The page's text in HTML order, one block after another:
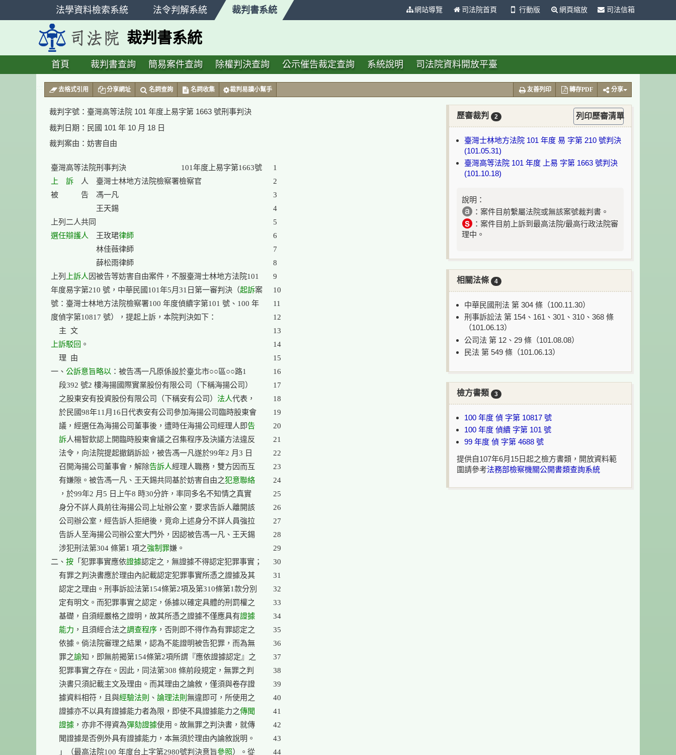
法學資料檢索系統 法令判解系統 裁判書系統 網站導覽 司法院首頁 行動版 網頁縮放 司法信箱
裁判書系統
首頁 裁判書查詢 簡易案件查詢 除權判決查詢 公示催告裁定查詢 系統說明 司法院資料開放平臺
去格式引用 分享網址 名詞查詢 名詞收集 裁判易讀小幫手 友善列印 轉存PDF 分享
裁判字號： 臺灣高等法院 101 年度上易字第 1663 號刑事判決
裁判日期： 民國 101 年 10 月 18 日
裁判案由：妨害自由
臺灣高等法院刑事判決　　　　　　　 101年度上易字第1663號
上　訴 人　臺灣士林地方法院檢察署檢察官
被　　　告　馮一凡
王天錫
選任辯護人 王玫珺律師
林佳薇律師
薛松雨律師
上列
上訴人 因被告等妨害自由案件，不服臺灣士林地方法院101
年度易字第210 號，中華民國101年5月31日第一審判決（起訴案
號：臺灣士林地方法院檢察署100 年度偵續字第101 號、100 年
度偵字第10817 號），提起上訴，本院判決如下：
    主  文
上訴駁回 。
    理  由
一、 公訴意旨略以 ：被告馮一凡原係設於臺北市○○區○○路1
    段392 號2 樓海揚國際實業股份有限公司（下稱海揚公司）
    之股東安有投資股份有限公司（下稱安有公司）
法人代表，
    於民國98年11月16日代表安有公司參加海揚公司臨時股東會
    議，經選任為海揚公司董事後，遭時任海揚公司經理人即
告
    訴
人楊智欽認上開臨時股東會議之召集程序及決議方法違反
    法令，向法院提起撤銷訴訟，被告馮一凡遂於99年2 月3 日
    召開海揚公司董事會，解除
告訴人經理人職務，雙方因而互
    有嫌隙。被告馮一凡、王天錫共同基於妨害自由之
犯意聯絡
    ，於99年2 月5 日上午8 時30分許，率同多名不知情之真實
    身分不詳人員前往海揚公司上址辦公室，要求告訴人離開該
    公司辦公室，經告訴人拒絕後，竟命上述身分不詳人員強拉
    告訴人至海揚公司辦公室大門外，因認被告馮一凡、王天錫
    涉犯刑法第304 條第1 項之
強制罪嫌。
二、 按「犯罪事實應依證據認定之，無證據不得認定犯罪事實；
    有罪之判決書應於理由內記載認定犯罪事實所憑之證據及其
    認定之理由。刑事訴訟法第154條第2項及第310條第1款分別
    定有明文。而犯罪事實之認定，係據以確定具體的刑罰權之
    基礎，自須經嚴格之證明，故其所憑之證據不僅應具有
證據
    能力
，且須經合法之調查程序，否則即不得作為有罪認定之
    依據。倘法院審理之結果，認為不能證明被告犯罪，而為無
    罪之
諭知，即無前揭第154條第2項所謂『應依證據認定』之
    犯罪事實之存在。因此，同法第308 條前段規定，無罪之判
    決書只須記載主文及理由。而其理由之論敘，僅須與卷存證
    據資料相符，且與
經驗法則 、 論理法則 無違即可，所使用之
    證據亦不以具有證據能力者為限，即使不具證據能力之
傳聞
    證據
，亦非不得資為彈劾證據使用。故無罪之判決書，就傳
    聞證據是否例外具有證據能力，本無須於理由內論敘說明。
    」（最高法院100 年度台上字第2980號判決意旨
參照）。從
1
2
3
4
5
6
7
8
9
10
11
12
13
14
15
16
17
18
19
20
21
22
23
24
25
26
27
28
29
30
31
32
33
34
35
36
37
38
39
40
41
42
43
44
歷審裁判 2 列印歷審清單
臺灣士林地方法院 101 年度 易 字第 210 號判決
(101.05.31)
臺灣高等法院 101 年度 上易 字第 1663 號判決
(101.10.18)
說明：
：案件目前繫屬法院或無該案號裁判書。
：案件目前上訴到最高法院/最高行政法院審
理中。
相關法條 4
中華民國刑法 第 304 條（100.11.30）
刑事訴訟法 第 154、161、301、310、368 條
（101.06.13）
公司法 第 12、29 條（101.08.08）
民法 第 549 條（101.06.13）
檢方書類 3
100 年度 偵 字第 10817 號
100 年度 偵續 字第 101 號
99 年度 偵 字第 4688 號
提供自107年6月15日起之檢方書類，開放資料範
圍請參考法務部檢察機關公開書類查詢系統